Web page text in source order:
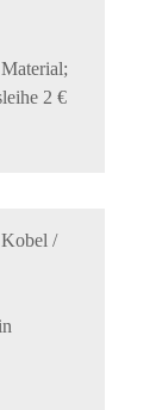
2 €
Kobel /